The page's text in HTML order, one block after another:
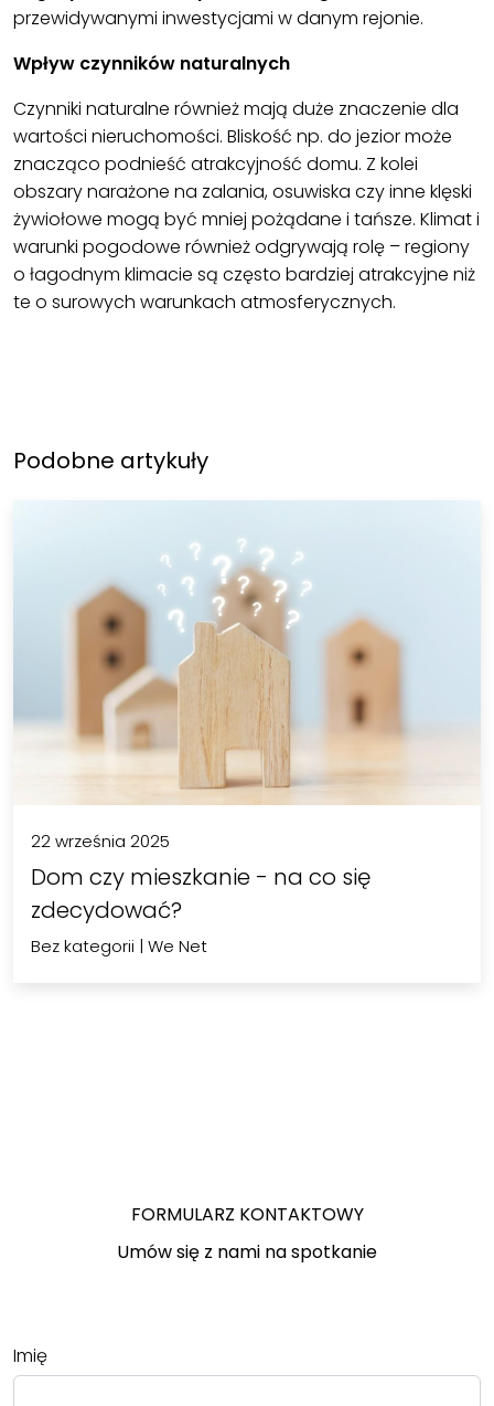
przewidywanymi inwestycjami w danym rejonie.
Wpływ czynników naturalnych
Czynniki naturalne również mają duże znaczenie dla
wartości nieruchomości. Bliskość np. do jezior może
znacząco podnieść atrakcyjność domu. Z kolei
obszary narażone na zalania, osuwiska czy inne klęski
żywiołowe mogą być mniej pożądane i tańsze. Klimat i
warunki pogodowe również odgrywają rolę – regiony
o łagodnym klimacie są często bardziej atrakcyjne niż
te o surowych warunkach atmosferycznych.
Podobne artykuły
22 września 2025
Dom czy mieszkanie - na co się
zdecydować?
Bez kategorii | We Net
FORMULARZ KONTAKTOWY
Umów się z nami na spotkanie
Imię